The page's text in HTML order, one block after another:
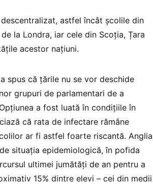
astfel încât școlile din
la Londra, iar cele din Scoția, Țara
acestor națiuni.
spus că țările nu se vor deschide
grupuri de parlamentari de a
a fost luată în condițiile în
că rata de infectare rămâne
ar fi astfel foarte riscantă. Anglia
situația epidemiologică, în pofida
ultimei jumătăți de an pentru a
15% dintre elevi – cei din medii